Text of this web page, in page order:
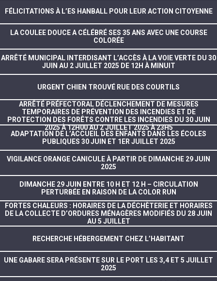
FÉLICITATIONS À L’ES HANBALL POUR LEUR ACTION CITOYENNE
LA COULEE DOUCE A CÉLÉBRÉ SES 35 ANS AVEC UNE COURSE
COLORÉE
ARRÊTÉ MUNICIPAL INTERDISANT L’ACCÈS À LA VOIE VERTE DU 30
JUIN AU 2 JUILLET 2025 DE 12H À MINUIT
URGENT CHIEN TROUVÉ RUE DES COURTILS
ARRÊTÉ PRÉFECTORAL DÉCLENCHEMENT DE MESURES
TEMPORAIRES DE PRÉVENTION DES INCENDIES ET DE
PROTECTION DES FORÊTS CONTRE LES INCENDIES DU 30 JUIN
2025 À 12H00 AU 2 JUILLET 2025 À 23H5
ADAPTATION DE L’ACCUEIL DES ENFANTS DANS LES ÉCOLES
PUBLIQUES 30 JUIN ET 1ER JUILLET 2025
VIGILANCE ORANGE CANICULE À PARTIR DE DIMANCHE 29 JUIN
2025
DIMANCHE 29 JUIN ENTRE 10 H ET 12 H – CIRCULATION
PERTURBÉE EN RAISON DE LA COLOR RUN
FORTES CHALEURS : HORAIRES DE LA DÉCHÈTERIE ET HORAIRES
DE LA COLLECTE D’ORDURES MÉNAGÈRES MODIFIÉS DU 28 JUIN
AU 5 JUILLET
RECHERCHE HÉBERGEMENT CHEZ L’HABITANT
UNE GABARE SERA PRÉSENTE SUR LE PORT LES 3,4 ET 5 JUILLET
2025